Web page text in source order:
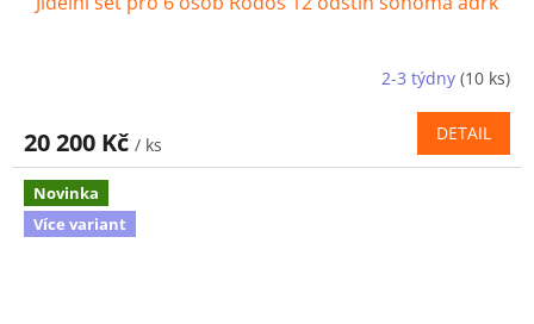
2-3 týdny (10 ks)
20 200 Kč / ks
DETAIL
Novinka
Více variant